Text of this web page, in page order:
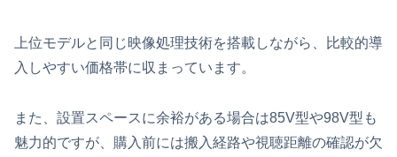
上位モデルと同じ映像処理技術を搭載しながら、比較的導
入しやすい価格帯に収まっています。
また、設置スペースに余裕がある場合は85V型や98V型も
魅力的ですが、購入前には搬入経路や視聴距離の確認が欠